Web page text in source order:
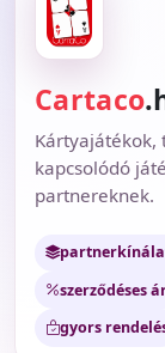
Cartaco
Kártyajátékok,
kapcsolódó
partnereknek.
szerződéses
gyors